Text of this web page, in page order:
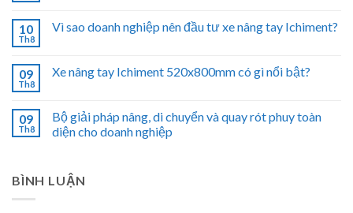
10
Th8
Vì sao doanh nghiệp nên đầu tư xe nâng tay Ichiment?
09
Th8
Xe nâng tay Ichiment 520x800mm có gì nổi bật?
09
Th8
Bộ giải pháp nâng, di chuyển và quay rót phuy toàn
diện cho doanh nghiệp
BÌNH LUẬN